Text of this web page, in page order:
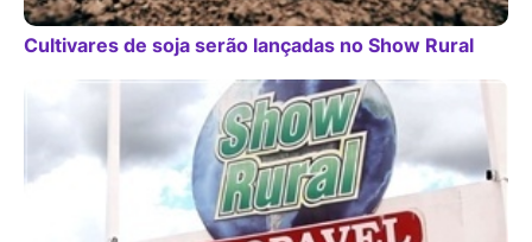
Cultivares de soja serão lançadas no Show Rural